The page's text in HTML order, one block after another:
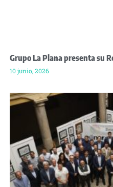
Grupo La Plana presenta su
10 junio, 2026